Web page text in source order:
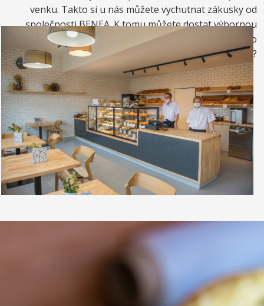
venku. Takto si u nás můžete vychutnat zákusky od
společnosti BENEA. K tomu můžete dostat výbornou
kávou. Nebo si raději dáte zrmzlinový pohár nebo
vynikající točenou zmrzlinu?